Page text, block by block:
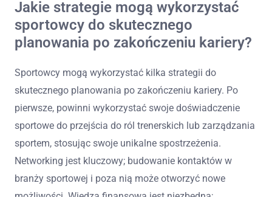
Jakie strategie mogą wykorzystać
sportowcy do skutecznego
planowania po zakończeniu kariery?
Sportowcy mogą wykorzystać kilka strategii do
skutecznego planowania po zakończeniu kariery. Po
pierwsze, powinni wykorzystać swoje doświadczenie
sportowe do przejścia do ról trenerskich lub zarządzania
sportem, stosując swoje unikalne spostrzeżenia.
Networking jest kluczowy; budowanie kontaktów w
branży sportowej i poza nią może otworzyć nowe